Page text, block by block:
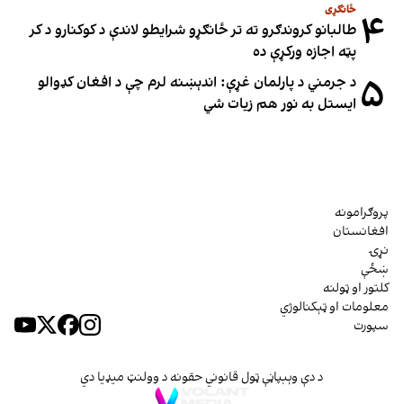
۴ ځانګړی
طالبانو کروندګرو ته تر ځانګړو شرایطو لاندې د کوکنارو د کر
پټه اجازه ورکړې ده
۵ د جرمني د پارلمان غړې: اندېښنه لرم چې د افغان کډوالو
ایستل به نور هم زیات شي
پروګرامونه
افغانستان
نړۍ
ښځې
کلتور او ټولنه
معلومات او ټېکنالوژي
سپورت
د دې وېبپاڼې ټول قانوني حقونه د وولنټ میډیا دي